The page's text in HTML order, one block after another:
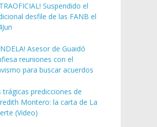
Suspendido el
desfile de las FANB el
Asesor de Guaidó
reuniones con el
para buscar acuerdos
trágicas predicciones de
Montero: la carta de La
(Video)